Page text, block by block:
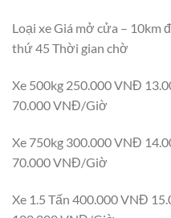
Loại xe Giá mở cửa – 10km
thứ 45 Thời gian chờ
Xe 500kg 250.000 VNĐ
70.000 VNĐ/Giờ
Xe 750kg 300.000 VNĐ
70.000 VNĐ/Giờ
Xe 1.5 Tấn 400.000 VNĐ